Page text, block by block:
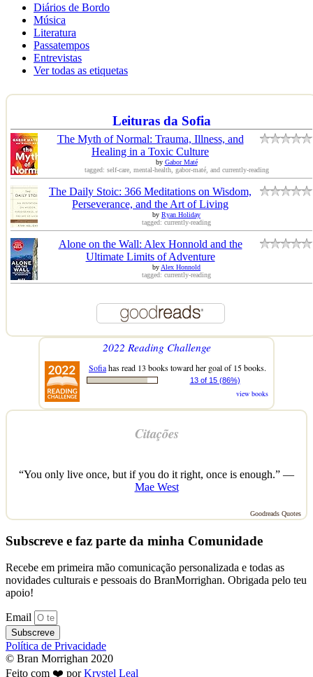
Diários de Bordo
Música
Literatura
Passatempos
Entrevistas
Ver todas as etiquetas
Leituras da Sofia
The Myth of Normal: Trauma, Illness, and
Healing in a Toxic Culture
by Gabor Maté
tagged: self-care, mental-health, gabor-maté, and currently-reading
The Daily Stoic: 366 Meditations on Wisdom,
Perseverance, and the Art of Living
by Ryan Holiday
tagged: currently-reading
Alone on the Wall: Alex Honnold and the
Ultimate Limits of Adventure
byAlex Honnold
tagged: currently-reading
2022 Reading Challenge
Sofiahas read 13 books toward her goal of 15 books.
13 of 15 (86%)
view books
Citações
“You only live once, but if you do it right, once is enough.” —
Mae West
Goodreads Quotes
Subscreve e faz parte da minha Comunidade
Recebe em primeira mão comunicação personalizada e todas as
novidades culturais e pessoais do BranMorrighan. Obrigada pelo teu
apoio!
Email
Subscreve
Política de Privacidade
© Bran Morrighan 2020
Feito com ❤️ porKrystel Leal